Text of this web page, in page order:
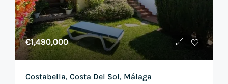
€1,490,000
Costabella, Costa Del Sol, Málaga